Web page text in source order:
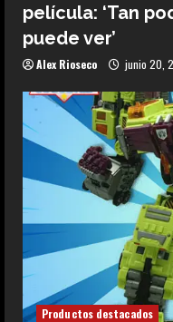
película: ‘Tan
puede ver’
Alex Rioseco junio 20,
Productos destacados